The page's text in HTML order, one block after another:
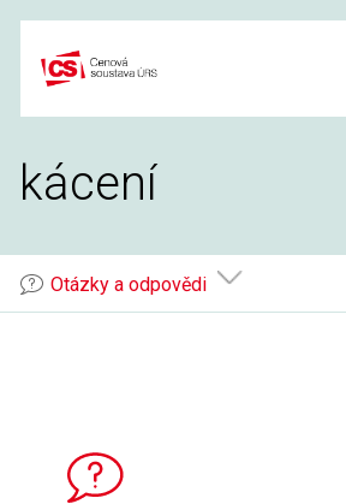
obsah
kácení
Otázky a odpovědi